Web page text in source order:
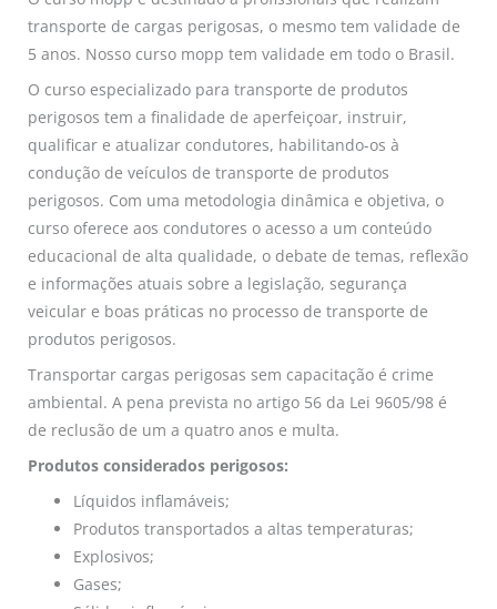
transporte de cargas perigosas, o mesmo tem validade de
5 anos. Nosso curso mopp tem validade em todo o Brasil.
O curso especializado para transporte de produtos
perigosos tem a finalidade de aperfeiçoar, instruir,
qualificar e atualizar condutores, habilitando-os à
condução de veículos de transporte de produtos
perigosos. Com uma metodologia dinâmica e objetiva, o
curso oferece aos condutores o acesso a um conteúdo
educacional de alta qualidade, o debate de temas, reflexão
e informações atuais sobre a legislação, segurança
veicular e boas práticas no processo de transporte de
produtos perigosos.
Transportar cargas perigosas sem capacitação é crime
ambiental. A pena prevista no artigo 56 da Lei 9605/98 é
de reclusão de um a quatro anos e multa.
Produtos considerados perigosos:
Líquidos inflamáveis;
Produtos transportados a altas temperaturas;
Explosivos;
Gases;